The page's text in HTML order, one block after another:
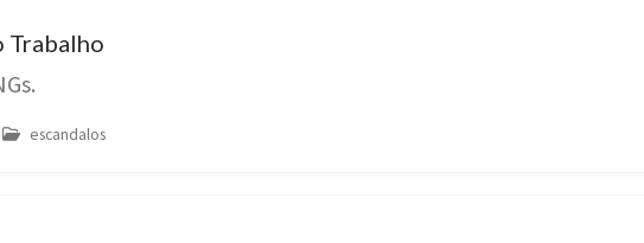
escandalos